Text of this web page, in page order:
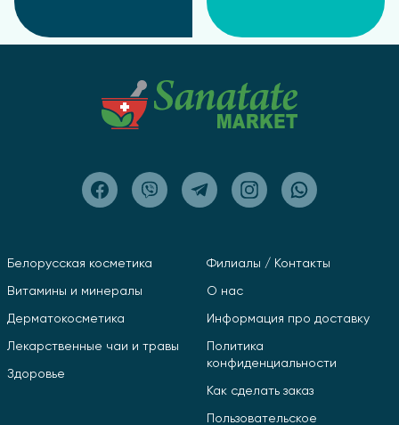
Белорусская косметика
Витамины и минералы
Дерматокосметика
Лекарственные чаи и травы
Здоровье
Филиалы / Контакты
О нас
Информация про доставку
Политика
конфиденциальности
Как сделать заказ
Пользовательское